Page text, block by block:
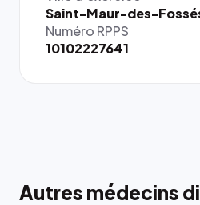
Saint-Maur-des-
Numéro RPPS
10102227641
Autres médecins